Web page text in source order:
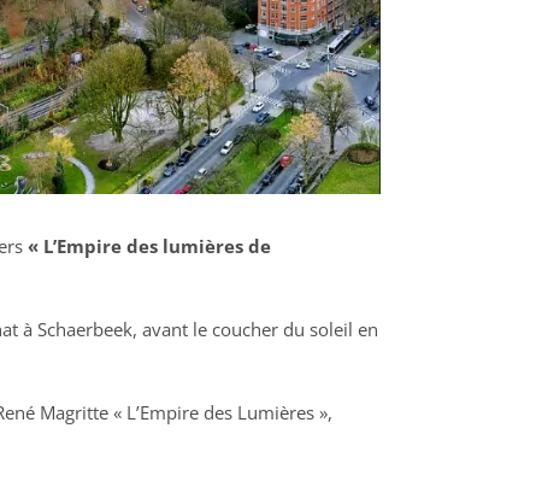
« L’Empire des lumières de
à Schaerbeek, avant le coucher du soleil en
Magritte « L’Empire des Lumières »,